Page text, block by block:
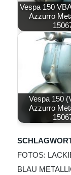
Vespa 150
Azzurro
Vespa 150
Azzurro
FOTOS:
BLAU